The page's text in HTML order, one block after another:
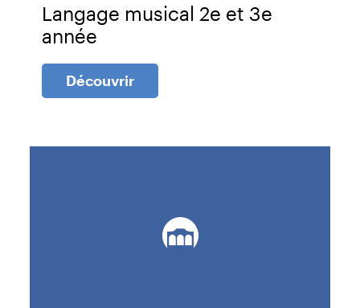
Langage musical 2e et 3e
année
Découvrir